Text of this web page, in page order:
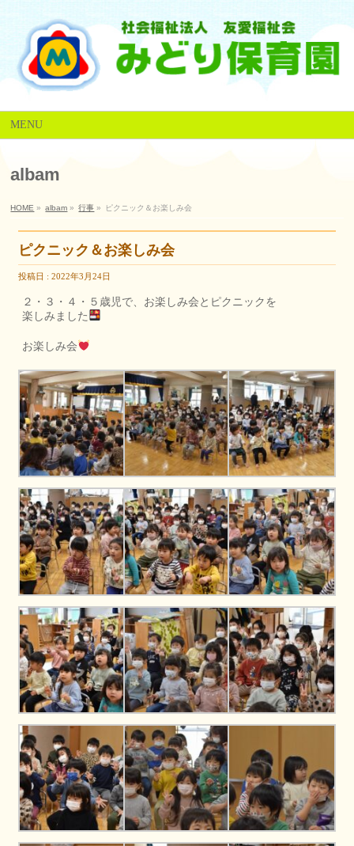
MENU
albam
HOME » albam » 行事 » ピクニック＆お楽しみ会
ピクニック＆お楽しみ会
投稿日 : 2022年3月24日
２・３・４・５歳児で、お楽しみ会とピクニックを
楽しみました
お楽しみ会